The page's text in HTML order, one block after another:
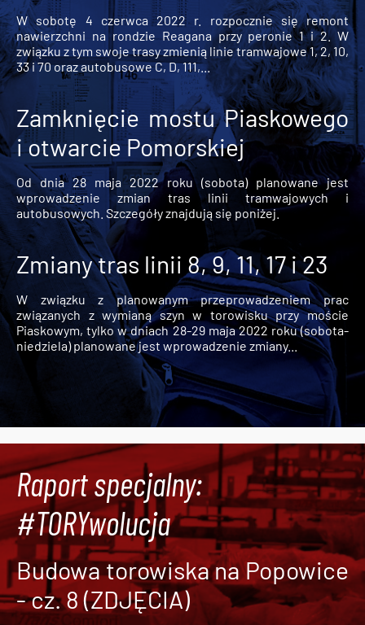
W sobotę 4 czerwca 2022 r. rozpocznie się remont
nawierzchni na rondzie Reagana przy peronie 1 i 2. W
związku z tym swoje trasy zmienią linie tramwajowe 1, 2, 10,
33 i 70 oraz autobusowe C, D, 111,...
Zamknięcie mostu Piaskowego
i otwarcie Pomorskiej
Od dnia 28 maja 2022 roku (sobota) planowane jest
wprowadzenie zmian tras linii tramwajowych i
autobusowych. Szczegóły znajdują się poniżej.
Zmiany tras linii 8, 9, 11, 17 i 23
W związku z planowanym przeprowadzeniem prac
związanych z wymianą szyn w torowisku przy moście
Piaskowym, tylko w dniach 28-29 maja 2022 roku (sobota-
niedziela) planowane jest wprowadzenie zmiany...
Raport specjalny:
#TORYwolucja
Budowa torowiska na Popowice
- cz. 8 (ZDJĘCIA)